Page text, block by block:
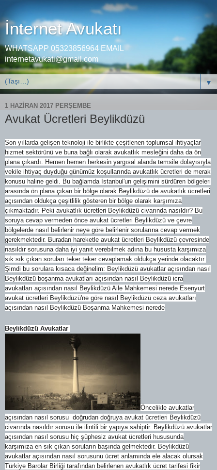
İnternet Avukatı
WHATSAPP 05323856964 EMAIL
internetavukati@gmail.com
▼
1 HAZIRAN 2017 PERŞEMBE
Avukat Ücretleri Beylikdüzü
Son yıllarda gelişen teknoloji ile birlikte çeşitlenen toplumsal ihtiyaçlar
hizmet sektörünü ve buna bağlı olarak avukatlık mesleğini daha da ön
plana çıkardı. Hemen hemen herkesin yargısal alanda temsile dolayısıyla
vekile ihtiyaç duyduğu günümüz koşullarında avukatlık ücretleri de merak
konusu haline geldi. Bu bağlamda İstanbul'un gelişimini sürdüren bölgeleri
arasında ön plana çıkan bir bölge olarak Beylikdüzü de avukatlık ücretleri
açısından oldukça çeşitlilik gösteren bir bölge olarak karşımıza
çıkmaktadır. Peki avukatlık ücretleri Beylikdüzü civarında nasıldır? Bu
soruya cevap vermeden önce avukat ücretleri Beylikdüzü ve çevre
bölgelerde nasıl belirlenir neye göre belirlenir sorularına cevap vermek
gerekmektedir. Buradan hareketle avukat ücretleri Beylikdüzü çevresinde
nasıldır sorusuna daha iyi yanıt verebilmek adına bu hususta karşımıza
sık sık çıkan soruları teker teker cevaplamak oldukça yerinde olacaktır.
Şimdi bu sorulara kısaca değinelim: Beylikdüzü avukatlar açısından nasıl
Beylikdüzü boşanma avukatları açısından nasıl Beylikdüzü icra
avukatları açısından nasıl Beylikdüzü Aile Mahkemesi nerede Esenyurt
avukat ücretleri Beylikdüzü'ne göre nasıl Beylikdüzü ceza avukatları
açısından nasıl Beylikdüzü Boşanma Mahkemesi nerede
Beylikdüzü Avukatlar
Öncelikle avukatlar
açısından nasıl sorusu doğrudan doğruya avukat ücretleri Beylikdüzü
civarında nasıldır sorusu ile ilintili bir yapıya sahiptir. Beylikdüzü avukatlar
açısından nasıl sorusu hiç şüphesiz avukat ücretleri hususunda
karşımıza en sık çıkan soruların başında gelmektedir. Beylikdüzü
avukatlar açısından nasıl sorusunu ücret anlamında ele alacak olursak
Türkiye Barolar Birliği tarafından belirlenen avukatlık ücret tarifesi fikir